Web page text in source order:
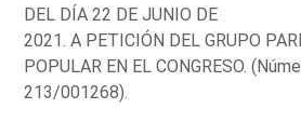
DEL DÍA 22 DE JUNIO DE
2021. A PETICIÓN DEL GRUPO
POPULAR EN EL CONGRESO.
213/001268).